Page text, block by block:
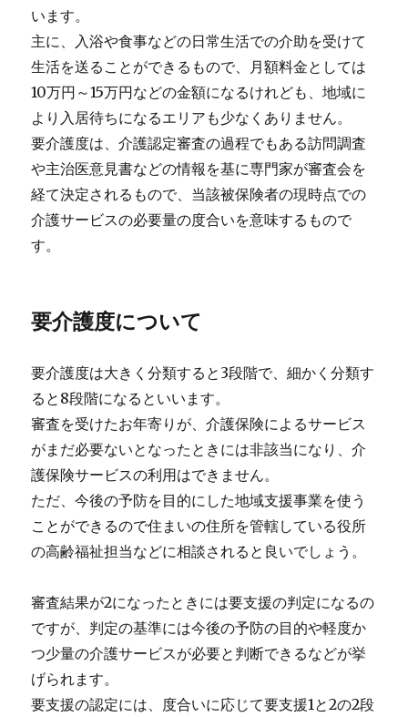
います。
主に、入浴や食事などの日常生活での介助を受けて
生活を送ることができるもので、月額料金としては
10万円～15万円などの金額になるけれども、地域に
より入居待ちになるエリアも少なくありません。
要介護度は、介護認定審査の過程でもある訪問調査
や主治医意見書などの情報を基に専門家が審査会を
経て決定されるもので、当該被保険者の現時点での
介護サービスの必要量の度合いを意味するもので
す。
要介護度について
要介護度は大きく分類すると3段階で、細かく分類す
ると8段階になるといいます。
審査を受けたお年寄りが、介護保険によるサービス
がまだ必要ないとなったときには非該当になり、介
護保険サービスの利用はできません。
ただ、今後の予防を目的にした地域支援事業を使う
ことができるので住まいの住所を管轄している役所
の高齢福祉担当などに相談されると良いでしょう。
審査結果が2になったときには要支援の判定になるの
ですが、判定の基準には今後の予防の目的や軽度か
つ少量の介護サービスが必要と判断できるなどが挙
げられます。
要支援の認定には、度合いに応じて要支援1と2の2段